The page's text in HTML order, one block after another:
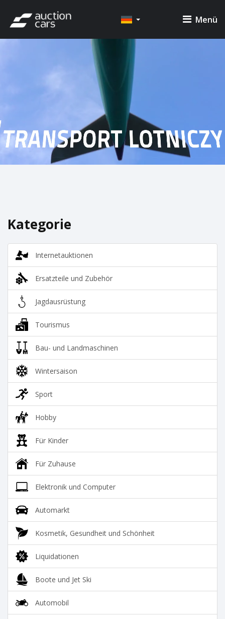
Menü
Kategorie
Internetauktionen
Ersatzteile und Zubehör
Jagdausrüstung
Tourismus
Bau- und Landmaschinen
Wintersaison
Sport
Hobby
Für Kinder
Für Zuhause
Elektronik und Computer
Automarkt
Kosmetik, Gesundheit und Schönheit
Liquidationen
Boote und Jet Ski
Automobil